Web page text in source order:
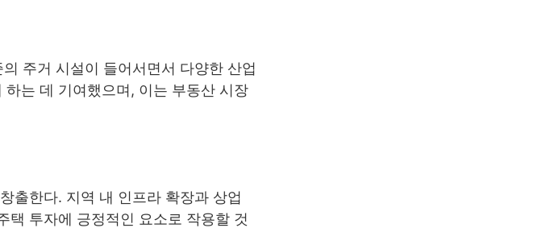
주거 시설이 들어서면서 다양한 산업
는 데 기여했으며, 이는 부동산 시장
출한다. 지역 내 인프라 확장과 상업
택 투자에 긍정적인 요소로 작용할 것